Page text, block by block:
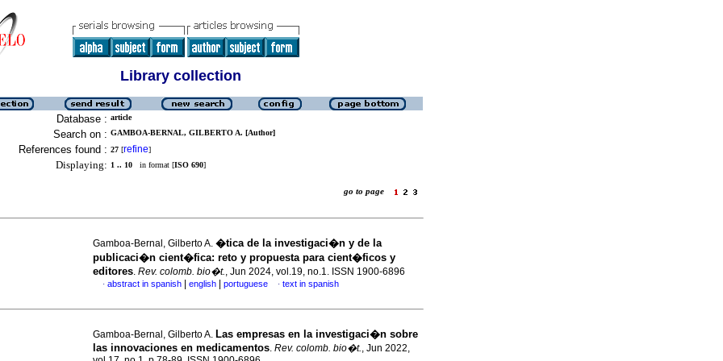
Library collection
Database : article
Search on : GAMBOA-BERNAL, GILBERTO A. [Author]
References found : 27 [refine]
Displaying: 1 .. 10 in format [ISO 690]
go to page
Gamboa-Bernal, Gilberto A. �tica de la investigaci�n y de la
publicaci�n cient�fica: reto y propuesta para cient�ficos y
editores. Rev. colomb. bio�t., Jun 2024, vol.19, no.1. ISSN 1900-6896
· abstract in spanish english portuguese · text in spanish
Gamboa-Bernal, Gilberto A. Las empresas en la investigaci�n sobre
las innovaciones en medicamentos. Rev. colomb. bio�t., Jun 2022,